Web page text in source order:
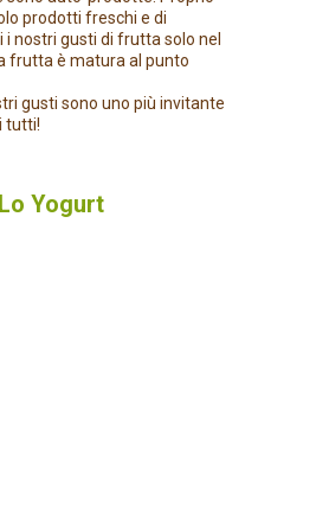
prodotti freschi e di
nostri gusti di frutta solo nel
frutta è matura al punto
gusti sono uno più invitante
tutti!
Lo Yogurt